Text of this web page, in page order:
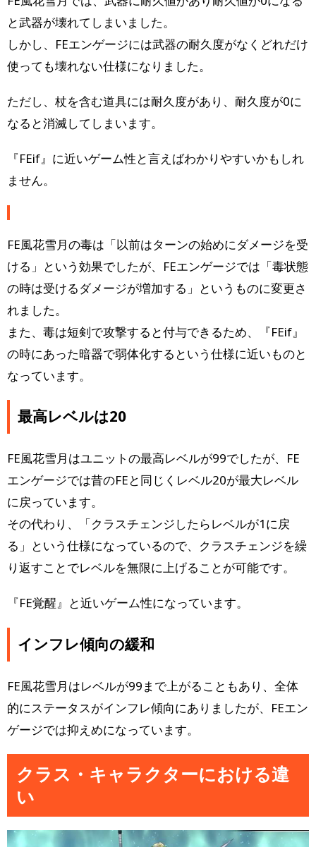
と武器が壊れてしまいました。
しかし、FEエンゲージには武器の耐久度がなくどれだけ
使っても壊れない仕様になりました。
ただし、杖を含む道具には耐久度があり、耐久度が0に
なると消滅してしまいます。
『FEif』に近いゲーム性と言えばわかりやすいかもしれ
ません。
FE風花雪月の毒は「以前はターンの始めにダメージを受
ける」という効果でしたが、FEエンゲージでは「毒状態
の時は受けるダメージが増加する」というものに変更さ
れました。
また、毒は短剣で攻撃すると付与できるため、『FEif』
の時にあった暗器で弱体化するという仕様に近いものと
なっています。
最高レベルは20
FE風花雪月はユニットの最高レベルが99でしたが、FE
エンゲージでは昔のFEと同じくレベル20が最大レベル
に戻っています。
その代わり、「クラスチェンジしたらレベルが1に戻
る」という仕様になっているので、クラスチェンジを繰
り返すことでレベルを無限に上げることが可能です。
『FE覚醒』と近いゲーム性になっています。
インフレ傾向の緩和
FE風花雪月はレベルが99まで上がることもあり、全体
的にステータスがインフレ傾向にありましたが、FEエン
ゲージでは抑えめになっています。
クラス・キャラクターにおける違
い